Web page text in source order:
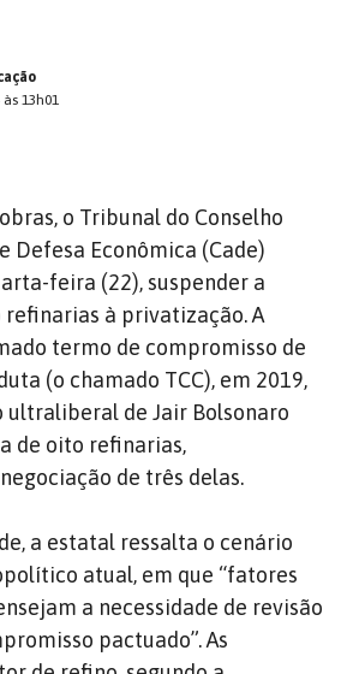
13h01
o Tribunal do Conselho
Defesa Econômica (Cade)
feira (22), suspender a
à privatização. A
termo de compromisso de
(o chamado TCC), em 2019,
ultraliberal de Jair Bolsonaro
de oito refinarias,
de três delas.
a estatal ressalta o cenário
atual, em que “fatores
a necessidade de revisão
pactuado”. As